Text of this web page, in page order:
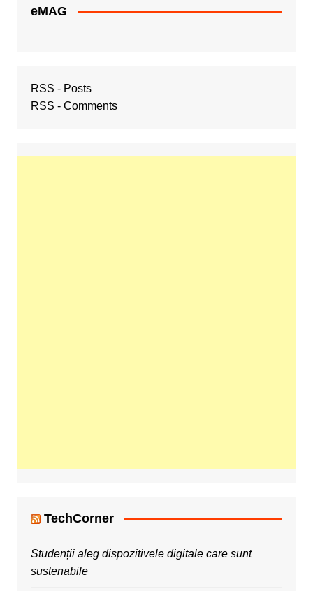
eMAG
RSS - Posts
RSS - Comments
TechCorner
Studenții aleg dispozitivele digitale care sunt
sustenabile